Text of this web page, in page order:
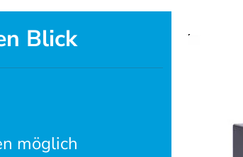
Blick
möglich